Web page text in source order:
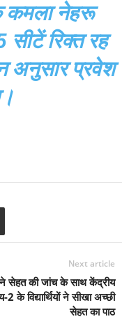
कमला नेहरू
रिक्त रह
अनुसार प्रवेश
Next article
सेहत की जांच के साथ केंद्रीय
2 के विद्यार्थियों ने सीखा अच्छी
सेहत का पाठ